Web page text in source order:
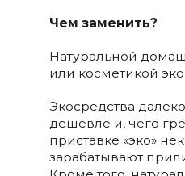
Чем заменить?
Натуральной
или косметикой
Экосредства
дешевле и, чего
приставке «эко»
зарабатывают